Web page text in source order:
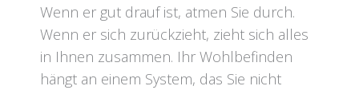
Wenn er gut drauf ist, atmen Sie durch.
Wenn er sich zurückzieht, zieht sich alles
in Ihnen zusammen. Ihr Wohlbefinden
hängt an einem System, das Sie nicht